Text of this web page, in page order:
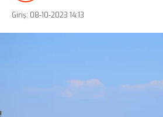
Giriş: 08-10-2023 14:13